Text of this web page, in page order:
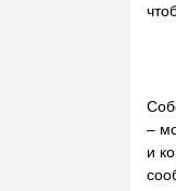
–
и